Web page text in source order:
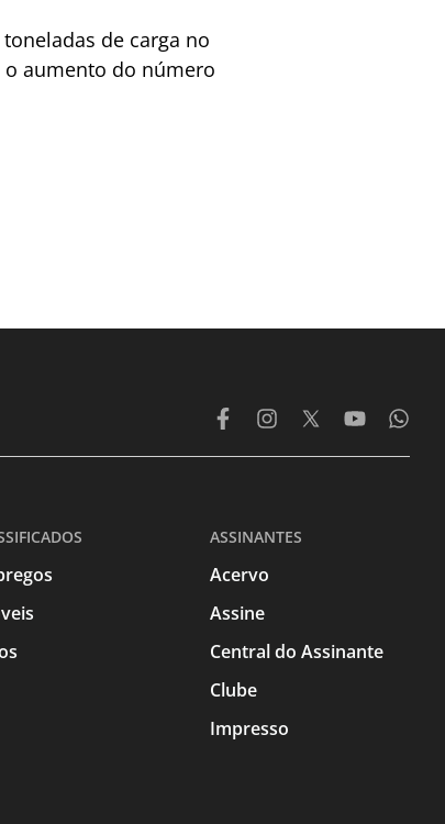
de carga no
o aumento do número
ASSINANTES
Acervo
Assine
Central do Assinante
Clube
Impresso